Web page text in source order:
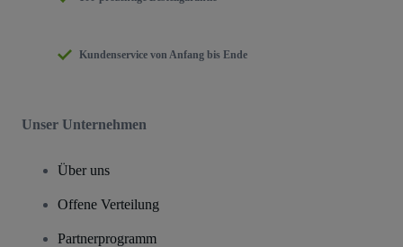
Kundenservice von Anfang bis Ende
Unser Unternehmen
Über uns
Offene Verteilung
Partnerprogramm